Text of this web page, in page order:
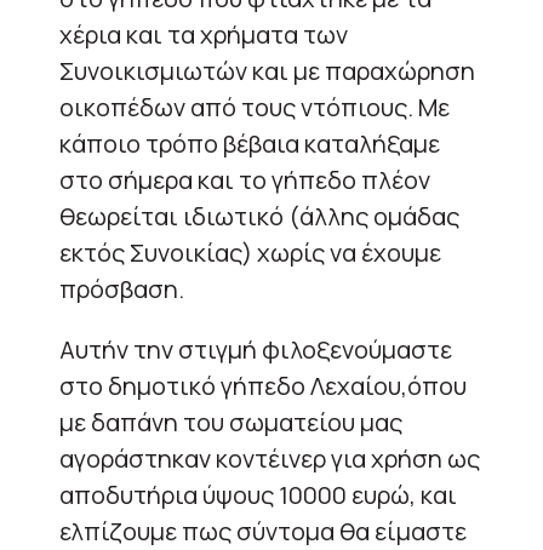
χέρια και τα χρήματα των
Συνοικισμιωτών και με παραχώρηση
οικοπέδων από τους ντόπιους. Με
κάποιο τρόπο βέβαια καταλήξαμε
στο σήμερα και το γήπεδο πλέον
θεωρείται ιδιωτικό (άλλης ομάδας
εκτός Συνοικίας) χωρίς να έχουμε
πρόσβαση.
Αυτήν την στιγμή φιλοξενούμαστε
στο δημοτικό γήπεδο Λεχαίου,όπου
με δαπάνη του σωματείου μας
αγοράστηκαν κοντέινερ για χρήση ως
αποδυτήρια ύψους 10000 ευρώ, και
ελπίζουμε πως σύντομα θα είμαστε